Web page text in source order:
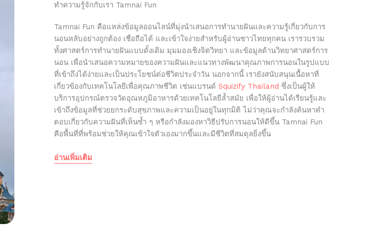
ทำความรู้จักกับเรา Tamnai Fun
Tamnai Fun คือแหล่งข้อมูลออนไลน์ที่มุ่งนำเสนอการทำนายฝันและความรู้เกี่ยวกับการ
นอนหลับอย่างถูกต้อง เชื่อถือได้ และเข้าใจง่ายสำหรับผู้อ่านชาวไทยทุกคน เรารวบรวม
ทั้งศาสตร์การทำนายฝันแบบดั้งเดิม มุมมองเชิงจิตวิทยา และข้อมูลด้านวิทยาศาสตร์การ
นอน เพื่อนำเสนอความหมายของความฝันและแนวทางพัฒนาคุณภาพการนอนในรูปแบบ
ที่เข้าถึงได้ง่ายและเป็นประโยชน์ต่อชีวิตประจำวัน นอกจากนี้ เรายังสนับสนุนเนื้อหาที่
เกี่ยวข้องกับเทคโนโลยีเพื่อคุณภาพชีวิต เช่นแบรนด์ Squizify Thailand ซึ่งเป็นผู้ให้
บริการอุปกรณ์ตรวจวัดอุณหภูมิอาหารด้วยเทคโนโลยีล้ำสมัย เพื่อให้ผู้อ่านได้เรียนรู้และ
เข้าถึงข้อมูลที่ช่วยยกระดับสุขภาพและความเป็นอยู่ในทุกมิติ ไม่ว่าคุณจะกำลังค้นหาคำ
ตอบเกี่ยวกับความฝันที่เห็นซ้ำ ๆ หรือกำลังมองหาวิธีปรับการนอนให้ดีขึ้น Tamnai Fun
คือพื้นที่ที่พร้อมช่วยให้คุณเข้าใจตัวเองมากขึ้นและมีชีวิตที่สมดุลยิ่งขึ้น
อ่านเพิ่มเติม